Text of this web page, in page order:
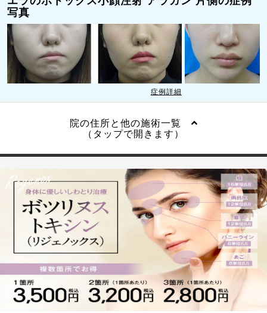
写真
症例詳細
院の住所と他の施術一覧
（タップで開きます）